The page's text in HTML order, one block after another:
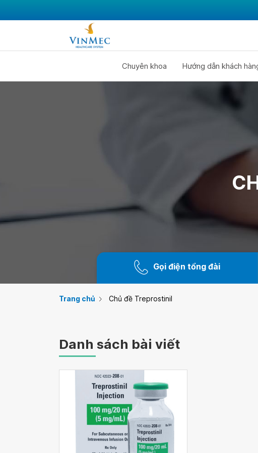
Chuyên khoa Hướng dẫn khách
Gọi điện tổng đài
Trang chủ Chủ đề Treprostinil
Danh sách bài viết